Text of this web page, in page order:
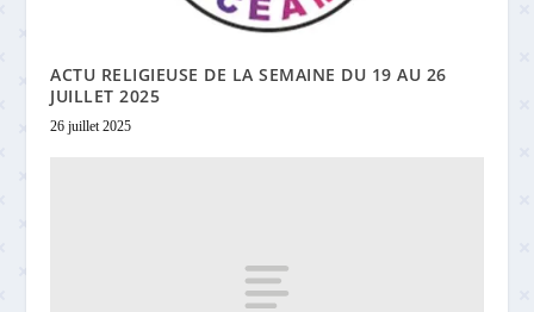
ACTU RELIGIEUSE DE LA SEMAINE DU 19 AU 26
JUILLET 2025
26 juillet 2025